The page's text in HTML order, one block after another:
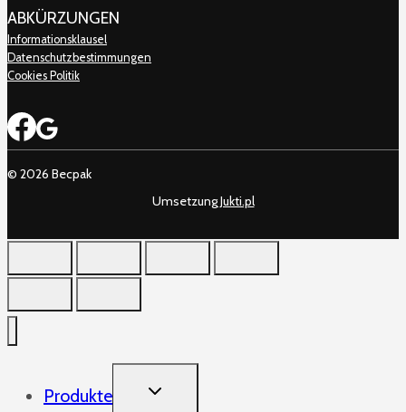
ABKÜRZUNGEN
Informationsklausel
Datenschutzbestimmungen
Cookies Politik
© 2026 Becpak
UmsetzungJukti.pl
Produkte TOGGLE
CHILD